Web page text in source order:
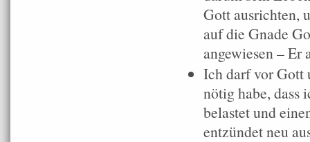
Gott ausrichten,
auf die Gnade
angewiesen – Er
Ich darf vor Gott
nötig habe, dass
belastet und
entzündet neu